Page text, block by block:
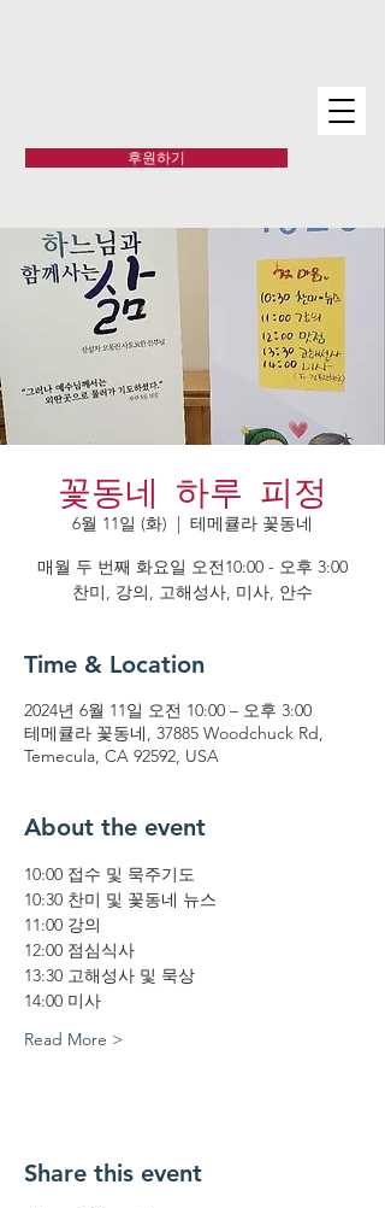
후원하기
꽃동네 하루 피정
6월 11일 (화)
  |
테메큘라 꽃동네
매월 두 번째 화요일 오전10:00 - 오후 3:00
찬미, 강의, 고해성사, 미사, 안수
Time & Location
2024년 6월 11일 오전 10:00 – 오후 3:00
테메큘라 꽃동네, 37885 Woodchuck Rd,
Temecula, CA 92592, USA
About the event
10:00 접수 및 묵주기도
10:30 찬미 및 꽃동네 뉴스
11:00 강의
12:00 점심식사
13:30 고해성사 및 묵상
14:00 미사
Read More >
Share this event